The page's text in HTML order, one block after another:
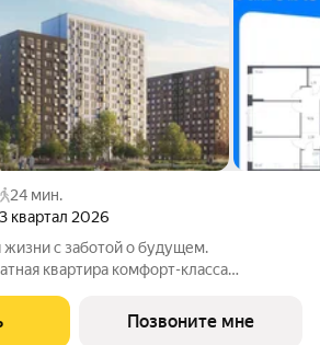
24 мин.
квартал 2026
с заботой о будущем.
квартира комфорт-класса
тех, кто ценит время,
отделку:
Позвоните мне